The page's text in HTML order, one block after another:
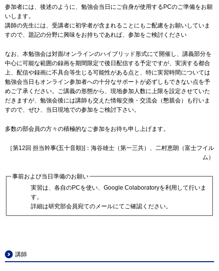
参加者には、後述のように、勉強会当日にご自身が使用するPCのご準備をお願
いします。
講師の先生には、受講者に初学者が含まれることにもご配慮をお願いしていま
すので、題記の分野に興味をお持ちであれば、参加をご検討ください
なお、本勉強会は対面/オンラインのハイブリッド形式にて開催し、講義部分を
中心に可能な範囲の録画を期間限定で後日配信する予定ですが、実演する都合
上、配信や録画に不具合等生じる可能性がある点と、特に実習時間については
勉強会当日もオンライン参加者への十分なサポートが必ずしもできない点を予
めご了承ください。ご講義の形態から、現地参加人数に上限を設定させていた
だきますが、勉強会後には講師も交えた情報交換・交流会（懇親会）も行いま
すので、ぜひ、当日現地での参加をご検討下さい。
多数の部会員の方々の積極的なご参加をお待ち申し上げます。
［第12回 担当幹事(五十音順)]：海谷雄士（第一三共）、二村恵朗（富士フイル
ム）
事前および当日準備のお願い
実習は、各自のPCを使い、Google Colaboratoryを利用して行いま
す。
詳細は研究部会員宛てのメールにてご確認ください。
講師